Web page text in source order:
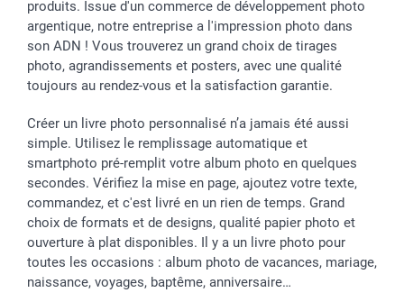
Rentrée des classes
Saint-Valentin
Vacances
Partenariats & Influence
Investisseurs
Grandes quantités
Statut de ma commande
produits. Issue d'un commerce de développement photo
argentique, notre entreprise a l'impression photo dans
son ADN ! Vous trouverez un grand choix de tirages
photo, agrandissements et posters, avec une qualité
toujours au rendez-vous et la satisfaction garantie.
Créer un livre photo personnalisé n’a jamais été aussi
simple. Utilisez le remplissage automatique et
smartphoto pré-remplit votre album photo en quelques
secondes. Vérifiez la mise en page, ajoutez votre texte,
commandez, et c'est livré en un rien de temps. Grand
choix de formats et de designs, qualité papier photo et
ouverture à plat disponibles. Il y a un livre photo pour
toutes les occasions : album photo de vacances, mariage,
naissance, voyages, baptême, anniversaire…